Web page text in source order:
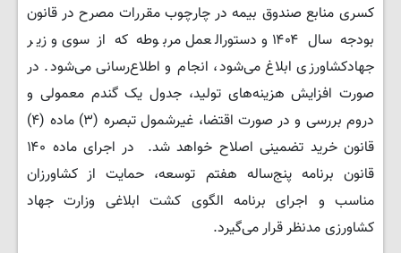
کسری منابع صندوق بیمه در چارچوب مقررات مصرح در قانون
بودجه سال ۱۴۰۴ و دستورالعمل مربوطه که از سوی وزیر
جهادکشاورزی ابلاغ می‌شود، انجام و اطلاع‌رسانی می‌شود. در
صورت افزایش هزینه‌های تولید، جدول یک گندم معمولی و
دروم بررسی و در صورت اقتضا، غیرشمول تبصره (۳) ماده (۴)
قانون خرید تضمینی اصلاح خواهد شد. در اجرای ماده ۱۴۰
قانون برنامه پنج‌ساله هفتم توسعه، حمایت از کشاورزان
مناسب و اجرای برنامه الگوی کشت ابلاغی وزارت جهاد
کشاورزی مدنظر قرار می‌گیرد.